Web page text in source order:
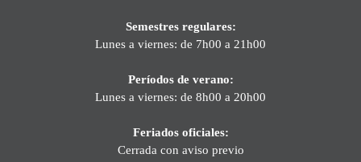
Semestres regulares:
Lunes a viernes: de 7h00 a 21h00
Períodos de verano:
Lunes a viernes: de 8h00 a 20h00
Feriados oficiales:
Cerrada con aviso previo